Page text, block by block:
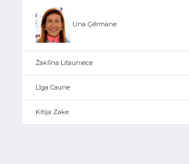
Una Ģērmane
Žaklīna Litauniece
Līga Caune
Kitija Zaķe